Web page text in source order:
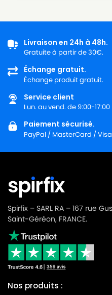
Livraison en 24h à 48h.
Gratuite à partir de 30€.
Échange gratuit.
Échange produit gratuit.
Service client
Lun. au vend. de 9:00-17:00
Paiement sécurisé.
PayPal / MasterCard / Visa
Spirfix – SARL RA – 167 rue
Saint-Géréon, FRANCE.
Nos produits :